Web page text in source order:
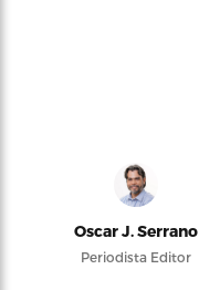
Oscar J. Serrano
Periodista Editor